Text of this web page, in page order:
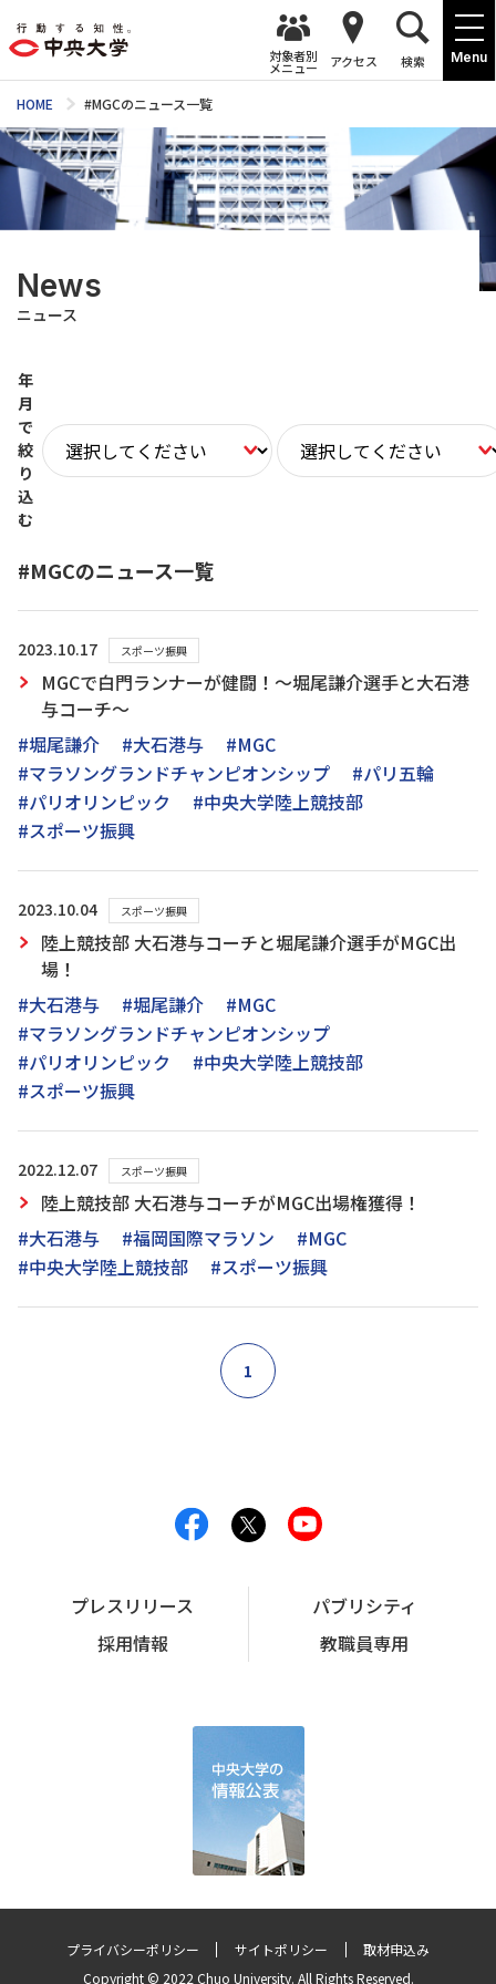
Menu
対象者別
メニュー アクセス 検索
HOME #MGCのニュース一覧
News
ニュース
年
月
で
絞
り
込
む
#MGCのニュース一覧
2023.10.17 スポーツ振興
MGCで白門ランナーが健闘！～堀尾謙介選手と大石港
与コーチ～
#堀尾謙介
#大石港与
#MGC
#マラソングランドチャンピオンシップ
#パリ五輪
#パリオリンピック
#中央大学陸上競技部
#スポーツ振興
2023.10.04 スポーツ振興
陸上競技部 大石港与コーチと堀尾謙介選手がMGC出
場！
#大石港与
#堀尾謙介
#MGC
#マラソングランドチャンピオンシップ
#パリオリンピック
#中央大学陸上競技部
#スポーツ振興
2022.12.07 スポーツ振興
陸上競技部 大石港与コーチがMGC出場権獲得！
#大石港与
#福岡国際マラソン
#MGC
#中央大学陸上競技部
#スポーツ振興
1
プレスリリース
パブリシティ
採用情報
教職員専用
プライバシーポリシー サイトポリシー
取材申込み
Copyright © 2022 Chuo University. All Rights Reserved.